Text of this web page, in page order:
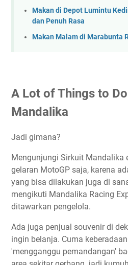
Makan di Depot Lumintu
dan Penuh Rasa
Makan Malam di Marabunta
A Lot of Things to
Mandalika
Jadi gimana?
Mengunjungi Sirkuit Mandalika
gelaran MotoGP saja, karena
yang bisa dilakukan juga di
mengikuti Mandalika Racing
ditawarkan pengelola.
Ada juga penjual souvenir di
ingin belanja. Cuma
'mengganggu pemandangan'